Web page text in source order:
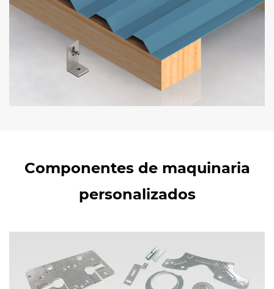
Componentes de maquinaria
personalizados